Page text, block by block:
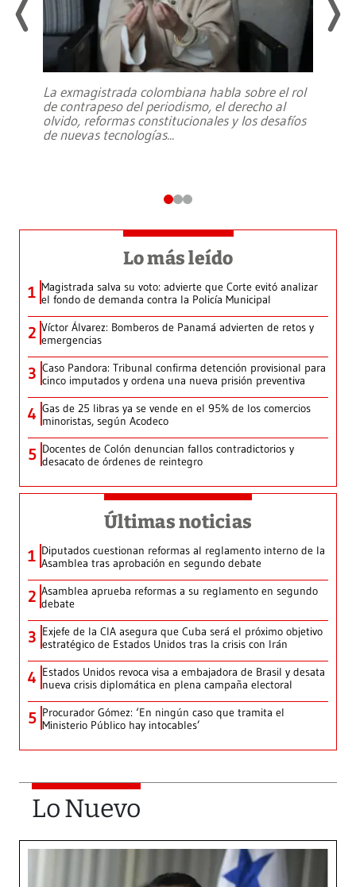
La exmagistrada colombiana habla sobre el rol
de contrapeso del periodismo, el derecho al
olvido, reformas constitucionales y los desafíos
de nuevas tecnologías...
Lo más leído
1 Magistrada salva su voto: advierte que Corte evitó analizar
el fondo de demanda contra la Policía Municipal
2 Víctor Álvarez: Bomberos de Panamá advierten de retos y
emergencias
3 Caso Pandora: Tribunal confirma detención provisional para
cinco imputados y ordena una nueva prisión preventiva
4 Gas de 25 libras ya se vende en el 95% de los comercios
minoristas, según Acodeco
5 Docentes de Colón denuncian fallos contradictorios y
desacato de órdenes de reintegro
Últimas noticias
1 Diputados cuestionan reformas al reglamento interno de la
Asamblea tras aprobación en segundo debate
2 Asamblea aprueba reformas a su reglamento en segundo
debate
3 Exjefe de la CIA asegura que Cuba será el próximo objetivo
estratégico de Estados Unidos tras la crisis con Irán
4 Estados Unidos revoca visa a embajadora de Brasil y desata
nueva crisis diplomática en plena campaña electoral
5 Procurador Gómez: ‘En ningún caso que tramita el
Ministerio Público hay intocables’
Lo Nuevo